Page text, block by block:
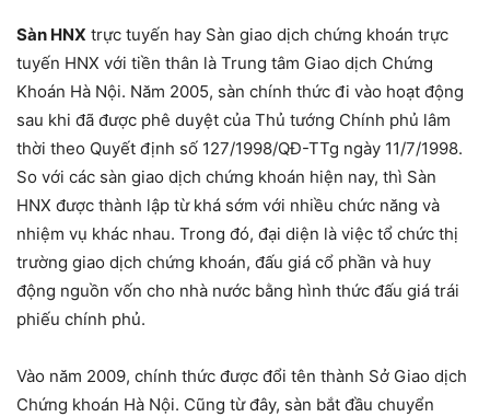
Sàn HNX trực tuyến hay Sàn giao dịch chứng khoán trực
tuyến HNX với tiền thân là Trung tâm Giao dịch Chứng
Khoán Hà Nội. Năm 2005, sàn chính thức đi vào hoạt động
sau khi đã được phê duyệt của Thủ tướng Chính phủ lâm
thời theo Quyết định số 127/1998/QĐ-TTg ngày 11/7/1998.
So với các sàn giao dịch chứng khoán hiện nay, thì Sàn
HNX được thành lập từ khá sớm với nhiều chức năng và
nhiệm vụ khác nhau. Trong đó, đại diện là việc tổ chức thị
trường giao dịch chứng khoán, đấu giá cổ phần và huy
động nguồn vốn cho nhà nước bằng hình thức đấu giá trái
phiếu chính phủ.
Vào năm 2009, chính thức được đổi tên thành Sở Giao dịch
Chứng khoán Hà Nội. Cũng từ đây, sàn bắt đầu chuyển